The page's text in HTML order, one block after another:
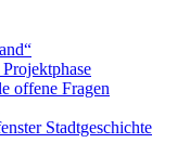
offene Fragen
Stadtgeschichte